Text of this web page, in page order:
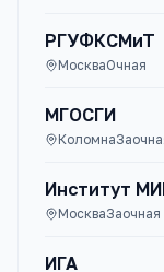
РГУФКСМиТ
МоскваОчная
МГОСГИ
Коломна
Институт
МоскваЗаочная
ИГА